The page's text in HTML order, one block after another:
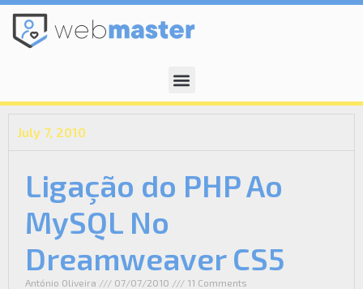
July 7, 2010
Ligação do PHP Ao
MySQL No
Dreamweaver CS5
António Oliveira 07/07/2010 11 Comments